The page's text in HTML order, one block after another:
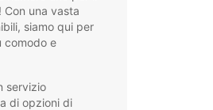
Con una vasta
siamo qui per
comodo e
servizio
di opzioni di